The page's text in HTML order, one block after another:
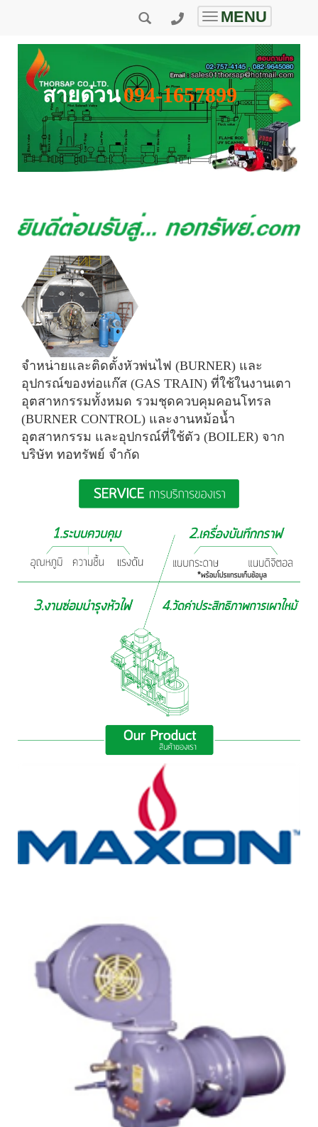
Toggle
MENU
สายด่วน094-1657899
จำหน่ายและติดตั้งหัวพ่นไฟ (BURNER) และ
อุปกรณ์ของท่อแก๊ส (GAS TRAIN) ที่ใช้ในงานเตา
อุตสาหกรรมทั้งหมด รวมชุดควบคุมคอนโทรล
(BURNER CONTROL) และงานหม้อน้ำ
อุตสาหกรรม และอุปกรณ์ที่ใช้ตัว (BOILER) จาก
บริษัท ทอทรัพย์ จำกัด